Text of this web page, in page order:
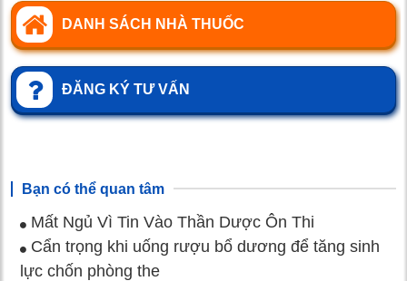
DANH SÁCH NHÀ THUỐC
ĐĂNG KÝ TƯ VẤN
Bạn có thể quan tâm
Mất Ngủ Vì Tin Vào Thần Dược Ôn Thi
Cẩn trọng khi uống rượu bổ dương để tăng sinh
lực chốn phòng the